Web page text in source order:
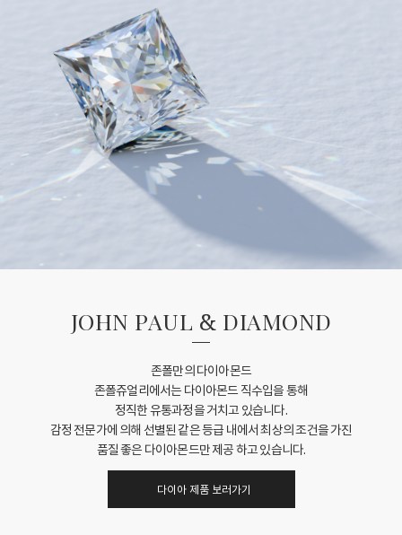
JOHN PAUL & DIAMOND
존폴만의 다이아몬드
존폴쥬얼리에서는 다이아몬드 직수입을 통해
정직한 유통과정을 거치고 있습니다.
감정 전문가에 의해 선별된 같은 등급 내에서 최상의 조건을 가진
품질 좋은 다이아몬드만 제공 하고 있습니다.
다이아 제품 보러가기